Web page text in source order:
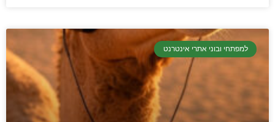
למפתחי ובוני אתרי אינטרנט